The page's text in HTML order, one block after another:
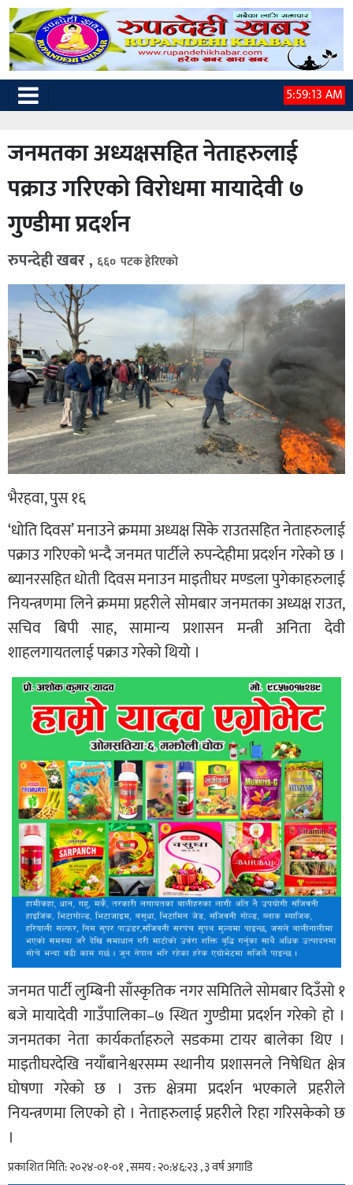
5:59:14 AM
जनमतका अध्यक्षसहित नेताहरुलाई
पक्राउ गरिएको विरोधमा मायादेवी ७
गुण्डीमा प्रदर्शन
रुपन्देही खबर , ६६० पटक हेरिएको
भैरहवा, पुस १६
‘धोति दिवस’ मनाउने क्रममा अध्यक्ष सिके राउतसहित नेताहरुलाई
पक्राउ गरिएको भन्दै जनमत पार्टीले रुपन्देहीमा प्रदर्शन गरेको छ ।
ब्यानरसहित धोती दिवस मनाउन माइतीघर मण्डला पुगेकाहरुलाई
नियन्त्रणमा लिने क्रममा प्रहरीले सोमबार जनमतका अध्यक्ष राउत,
सचिव बिपी साह, सामान्य प्रशासन मन्त्री अनिता देवी
शाहलगायतलाई पक्राउ गरेको थियो ।
जनमत पार्टी लुम्बिनी साँस्कृतिक नगर समितिले सोमबार दिउँसो १
बजे मायादेवी गाउँपालिका–७ स्थित गुण्डीमा प्रदर्शन गरेको हो ।
जनमतका नेता कार्यकर्ताहरुले सडकमा टायर बालेका थिए ।
माइतीघरदेखि नयाँबानेश्वरसम्म स्थानीय प्रशासनले निषेधित क्षेत्र
घोषणा गरेको छ । उक्त क्षेत्रमा प्रदर्शन भएकाले प्रहरीले
नियन्त्रणमा लिएको हो । नेताहरुलाई प्रहरीले रिहा गरिसकेको छ
।
प्रकाशित मिति: २०२४-०१-०१ , समय : २०:४६:२३ , ३ वर्ष अगाडि